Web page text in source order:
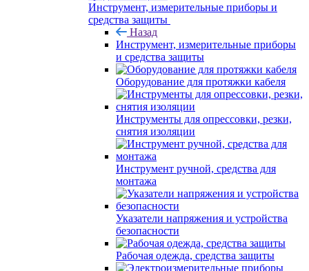
Инструмент, измерительные приборы и
средства защиты
Назад
Инструмент, измерительные приборы
и средства защиты
Оборудование для протяжки кабеля
Инструменты для опрессовки, резки,
снятия изоляции
Инструмент ручной, средства для
монтажа
Указатели напряжения и устройства
безопасности
Рабочая одежда, средства защиты